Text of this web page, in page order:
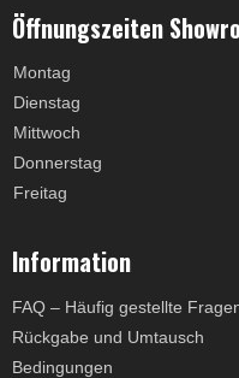
Öffnungszeiten
Montag
Dienstag
Mittwoch
Donnerstag
Freitag
Information
FAQ – Häufig gestellte
Rückgabe und Umtausch
Bedingungen